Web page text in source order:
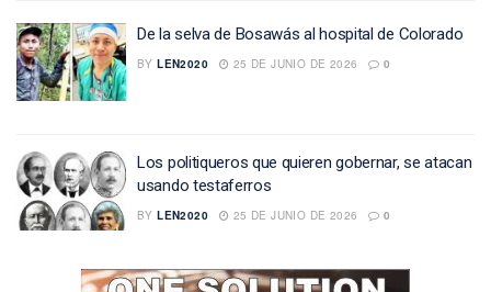
De la selva de Bosawás al hospital de Colorado
BY LEN2020 25 DE JUNIO DE 2026 0
Los politiqueros que quieren gobernar, se atacan
usando testaferros
BY LEN2020 25 DE JUNIO DE 2026 0